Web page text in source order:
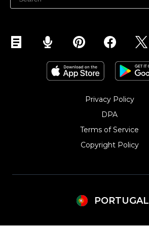
Ecwid para Wix
Ecwid para Weebly
Privacy Policy
DPA
Terms of Service
Copyright Policy‎
PORTUGAL